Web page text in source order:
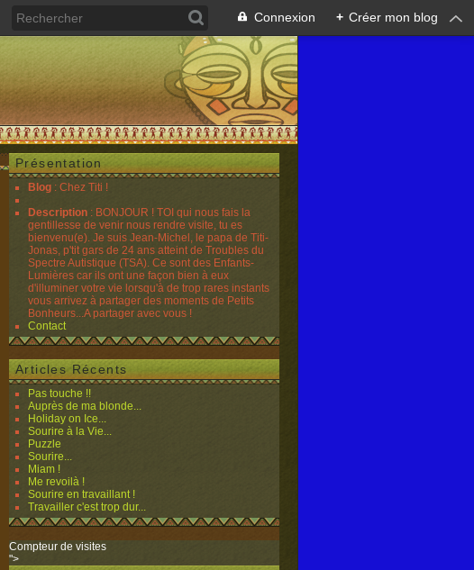
Connexion + Créer mon blog
Présentation
Blog : Chez Titi !
Description : BONJOUR ! TOI qui nous fais la
gentillesse de venir nous rendre visite, tu es
bienvenu(e). Je suis Jean-Michel, le papa de Titi-
Jonas, p'tit gars de 24 ans atteint de Troubles du
Spectre Autistique (TSA). Ce sont des Enfants-
Lumières car ils ont une façon bien à eux
d'illuminer votre vie lorsqu'à de trop rares instants
vous arrivez à partager des moments de Petits
Bonheurs...A partager avec vous !
Contact
Articles Récents
Pas touche !!
Auprès de ma blonde...
Holiday on Ice...
Sourire à la Vie...
Puzzle
Sourire...
Miam !
Me revoilà !
Sourire en travaillant !
Travailler c'est trop dur...
Compteur de visites
">